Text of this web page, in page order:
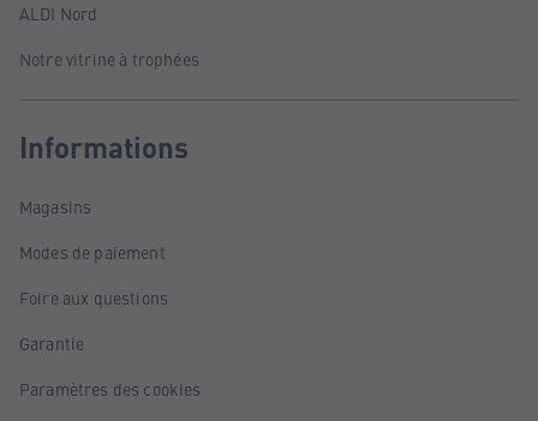
ALDI Nord
Notre vitrine à trophées
Informations
Magasins
Modes de paiement
Foire aux questions
Garantie
Paramètres des cookies